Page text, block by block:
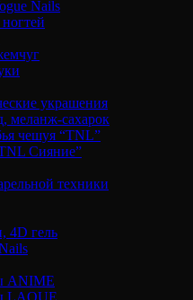
Nails
украшения
меланж-сахарок
чешуя “TNL”
Сияние”
техники
4D гель
ANIME
LAQUE